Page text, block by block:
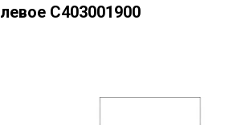
C403001900